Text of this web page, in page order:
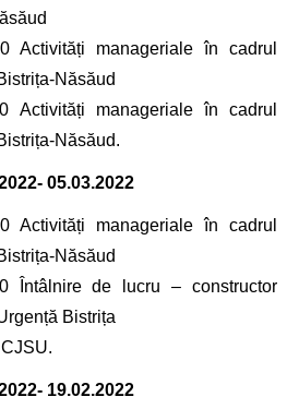
Activități manageriale în cadrul
Năsăud
Activități manageriale în cadrul
Năsăud.
05.03.2022
Activități manageriale în cadrul
Năsăud
Întâlnire de lucru – constructor
Bistrița
19.02.2022